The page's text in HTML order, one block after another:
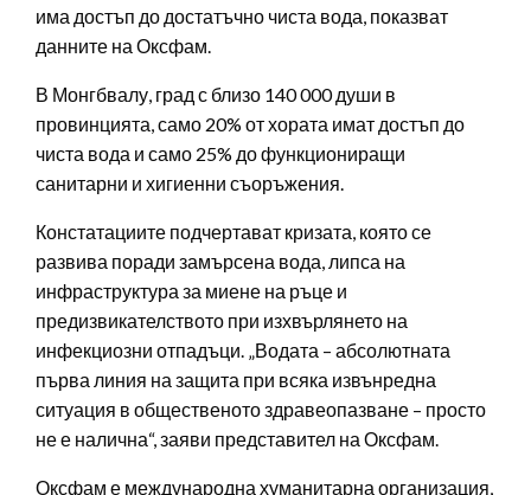
има достъп до достатъчно чиста вода, показват
данните на Оксфам.
В Монгбвалу, град с близо 140 000 души в
провинцията, само 20% от хората имат достъп до
чиста вода и само 25% до функциониращи
санитарни и хигиенни съоръжения.
Констатациите подчертават кризата, която се
развива поради замърсена вода, липса на
инфраструктура за миене на ръце и
предизвикателството при изхвърлянето на
инфекциозни отпадъци. „Водата – абсолютната
първа линия на защита при всяка извънредна
ситуация в общественото здравеопазване – просто
не е налична“, заяви представител на Оксфам.
Оксфам е международна хуманитарна организация,